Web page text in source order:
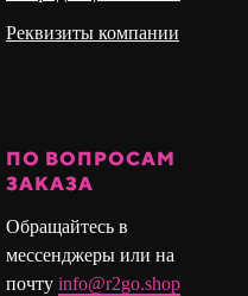
Реквизиты компании
ПО ВОПРОСАМ
ЗАКАЗА
Обращайтесь в
мессенджеры или на
почту info@r2go.shop